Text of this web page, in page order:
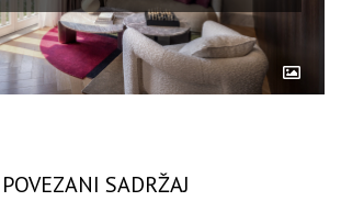
POVEZANI SADRŽAJ